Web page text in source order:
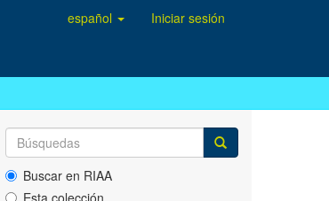
español Iniciar sesión
Buscar en RIAA